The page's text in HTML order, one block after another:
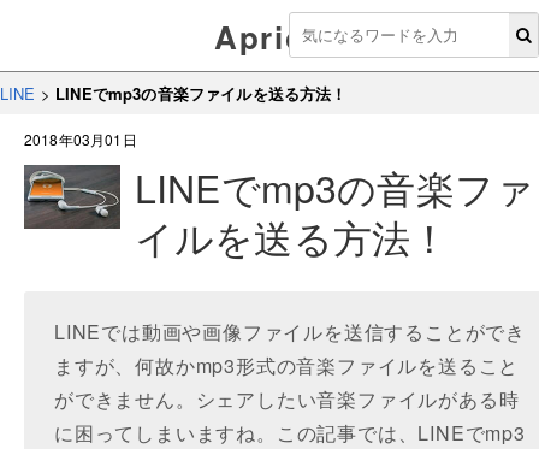
Aprico
LINE > LINEでmp3の音楽ファイルを送る方法！
2018年03月01日
LINEでmp3の音楽ファ
イルを送る方法！
LINEでは動画や画像ファイルを送信することができ
ますが、何故かmp3形式の音楽ファイルを送ること
ができません。シェアしたい音楽ファイルがある時
に困ってしまいますね。この記事では、LINEでmp3